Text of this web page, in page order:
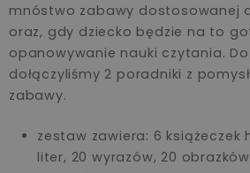
mnóstwo zabawy dostosowanej
oraz, gdy dziecko będzie na to
opanowywanie nauki czytania.
dołączyliśmy 2 poradniki z
zabawy.
zestaw zawiera: 6 książeczek
liter, 20 wyrazów, 20